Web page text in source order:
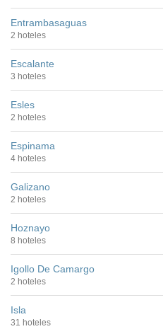
Entrambasaguas
2 hoteles
Escalante
3 hoteles
Esles
2 hoteles
Espinama
4 hoteles
Galizano
2 hoteles
Hoznayo
8 hoteles
Igollo De Camargo
2 hoteles
Isla
31 hoteles